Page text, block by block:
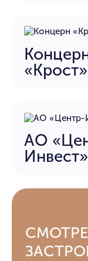
«Крост»
АО
Инвест»